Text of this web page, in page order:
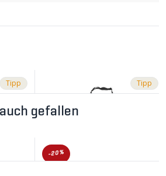
Tipp Tipp
gefallen
-20%